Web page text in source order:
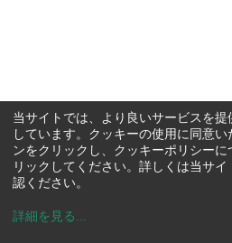
当サイトでは、より良いサービスを
しています。クッキーの使用に同意
ンをクリックし、クッキーポリシー
リックしてください。詳しくは当サイ
認ください。
詳細を見る ...